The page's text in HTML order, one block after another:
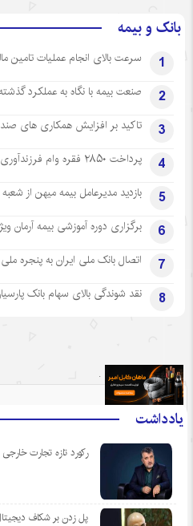
بانک و بیمه
1 سرعت بالای انجام عملیات
2 صنعت بیمه با نگاه به عملکرد
3 تاکید بر افزایش همکاری های
4 پرداخت ۲۸۵۰ فقره وام فرزندآوری توسط موسسه اعتباری ملل
5 بازدید مدیرعامل بیمه میهن از
6 برگزاری دوره آموزشی بیمه آرمان
7 اتصال بانک ملی ایران به پنجره
8 نقد شوندگی بالای سهام بانک
یادداشت
رکورد تازه تجارت
پل زدن بر شکاف
.